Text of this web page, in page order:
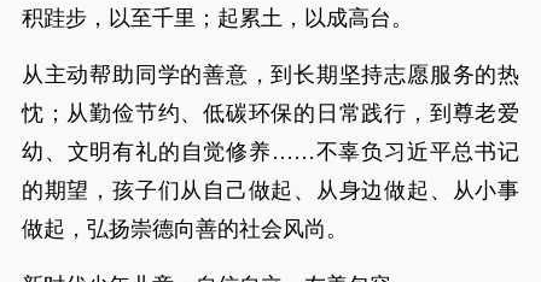
积跬步，以至千里；起累土，以成高台。
从主动帮助同学的善意，到长期坚持志愿服务的热
忱；从勤俭节约、低碳环保的日常践行，到尊老爱
幼、文明有礼的自觉修养……不辜负习近平总书记
的期望，孩子们从自己做起、从身边做起、从小事
做起，弘扬崇德向善的社会风尚。